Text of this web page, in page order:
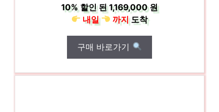
10% 할인 된1,169,000 원
내일
까지도착
구매 바로가기